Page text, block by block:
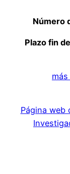
Número
Plazo fin
Página web